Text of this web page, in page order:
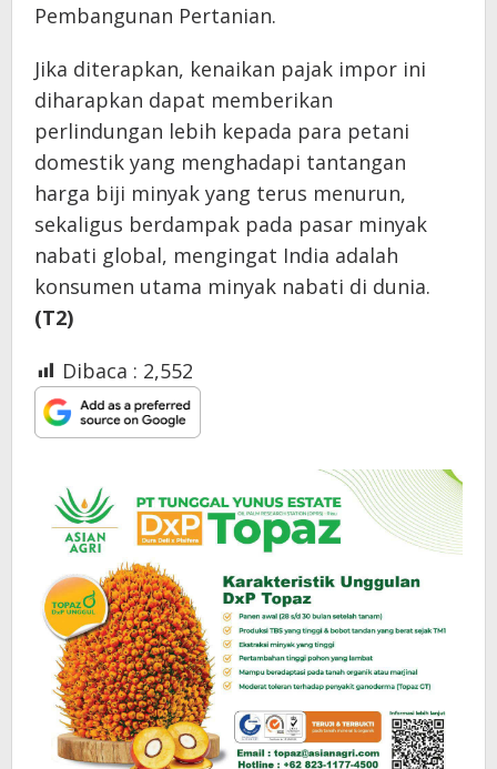
Pembangunan Pertanian.
Jika diterapkan, kenaikan pajak impor ini
diharapkan dapat memberikan
perlindungan lebih kepada para petani
domestik yang menghadapi tantangan
harga biji minyak yang terus menurun,
sekaligus berdampak pada pasar minyak
nabati global, mengingat India adalah
konsumen utama minyak nabati di dunia.
(T2)
Dibaca : 2,552